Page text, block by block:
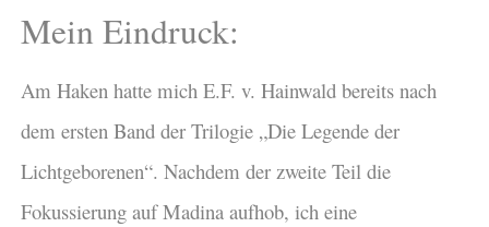
Mein Eindruck:
Am Haken hatte mich E.F. v. Hainwald bereits nach
dem ersten Band der Trilogie „Die Legende der
Lichtgeborenen“. Nachdem der zweite Teil die
Fokussierung auf Madina aufhob, ich eine